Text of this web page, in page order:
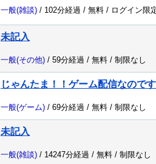
一般(雑談) / 102分経過 / 無料 / ログイン限
未記入
一般(その他) / 59分経過 / 無料 / 制限なし
じゃんたま！！ゲーム配信なので
一般(ゲーム) / 69分経過 / 無料 / 制限なし
未記入
一般(雑談) / 14247分経過 / 無料 / 制限なし